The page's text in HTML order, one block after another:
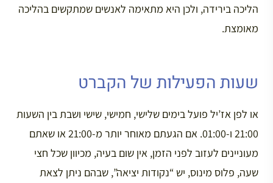
הליכה בירידה, ולכן היא מתאימה לאנשים שמתקשים בהליכה
מאומצת.
שעות הפעילות של הקברט
או לפן אז’יל פועל בימים שלישי, חמישי, שישי ושבת בין השעות
21:00 ו-01:00. אם הגעתם מאוחר יותר מ-21:00 או שאתם
מעוניינים לעזוב לפני הזמן, אין שום בעיה, מכיוון שכל חצי
שעה, פלוס מינוס, יש “נקודות יציאה”, שבהם ניתן לצאת